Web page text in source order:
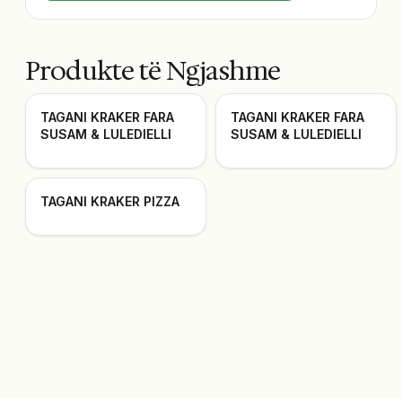
Produkte të Ngjashme
TAGANI KRAKER FARA
SUSAM & LULEDIELLI
TAGANI KRAKER FARA
SUSAM & LULEDIELLI
TAGANI KRAKER PIZZA